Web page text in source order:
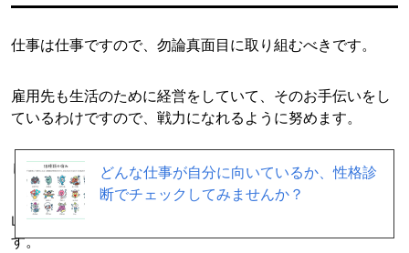
仕事は仕事ですので、勿論真面目に取り組むべきです。
雇用先も生活のために経営をしていて、そのお手伝いをし
ているわけですので、戦力になれるように努めます。
しかし必死になって働く必要はあまりありません。
山の上の店舗ならば、窓の外は木々や花々、絶景を望めま
す。
どんな仕事が自分に向いているか、性格診
断でチェックしてみませんか？